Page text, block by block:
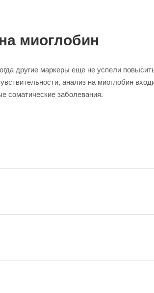
миоглобин
другие маркеры еще не успели
анализ на миоглобин
соматические заболевания.